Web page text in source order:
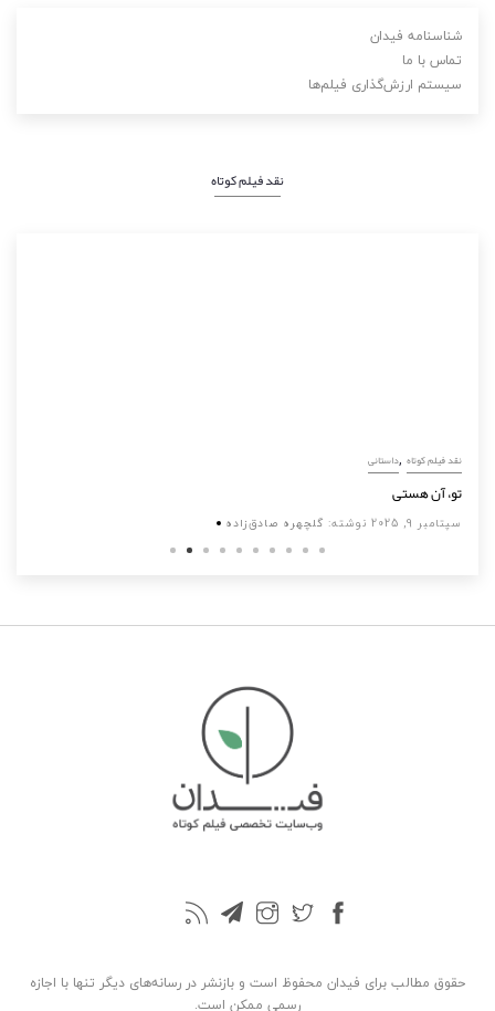
شناسنامه فیدان
تماس با ما
سیستم ارزش‌گذاری فیلم‌ها
نقد فیلم کوتاه
حقوق مطالب برای فیدان محفوظ است و بازنشر در رسانه‌های دیگر تنها با اجازه
رسمی ممکن است.